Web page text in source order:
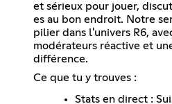
et sérieux pour jouer,
es au bon endroit. Notre
pilier dans l'univers R6,
modérateurs réactive et
différence.
Ce que tu y trouves :
Stats en direct :